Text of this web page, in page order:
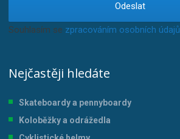
Odeslat
Souhlasím se zpracováním osobních údajů
Nejčastěji hledáte
Skateboardy a pennyboardy
Koloběžky a odrážedla